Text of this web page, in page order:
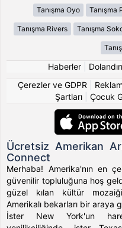
Tanışma Oyo Tanışma
Tanışma Rivers Tanışma
Haberler
Çerezler ve GDPR
Reklam
Şartları| Çocuk
Ücretsiz Amerikan
Connect
Merhaba! Amerika'nın en
güvenilir topluluğuna hoş
güzel kılan kültür
Amerikalı bekarları bir araya
İster New York'un